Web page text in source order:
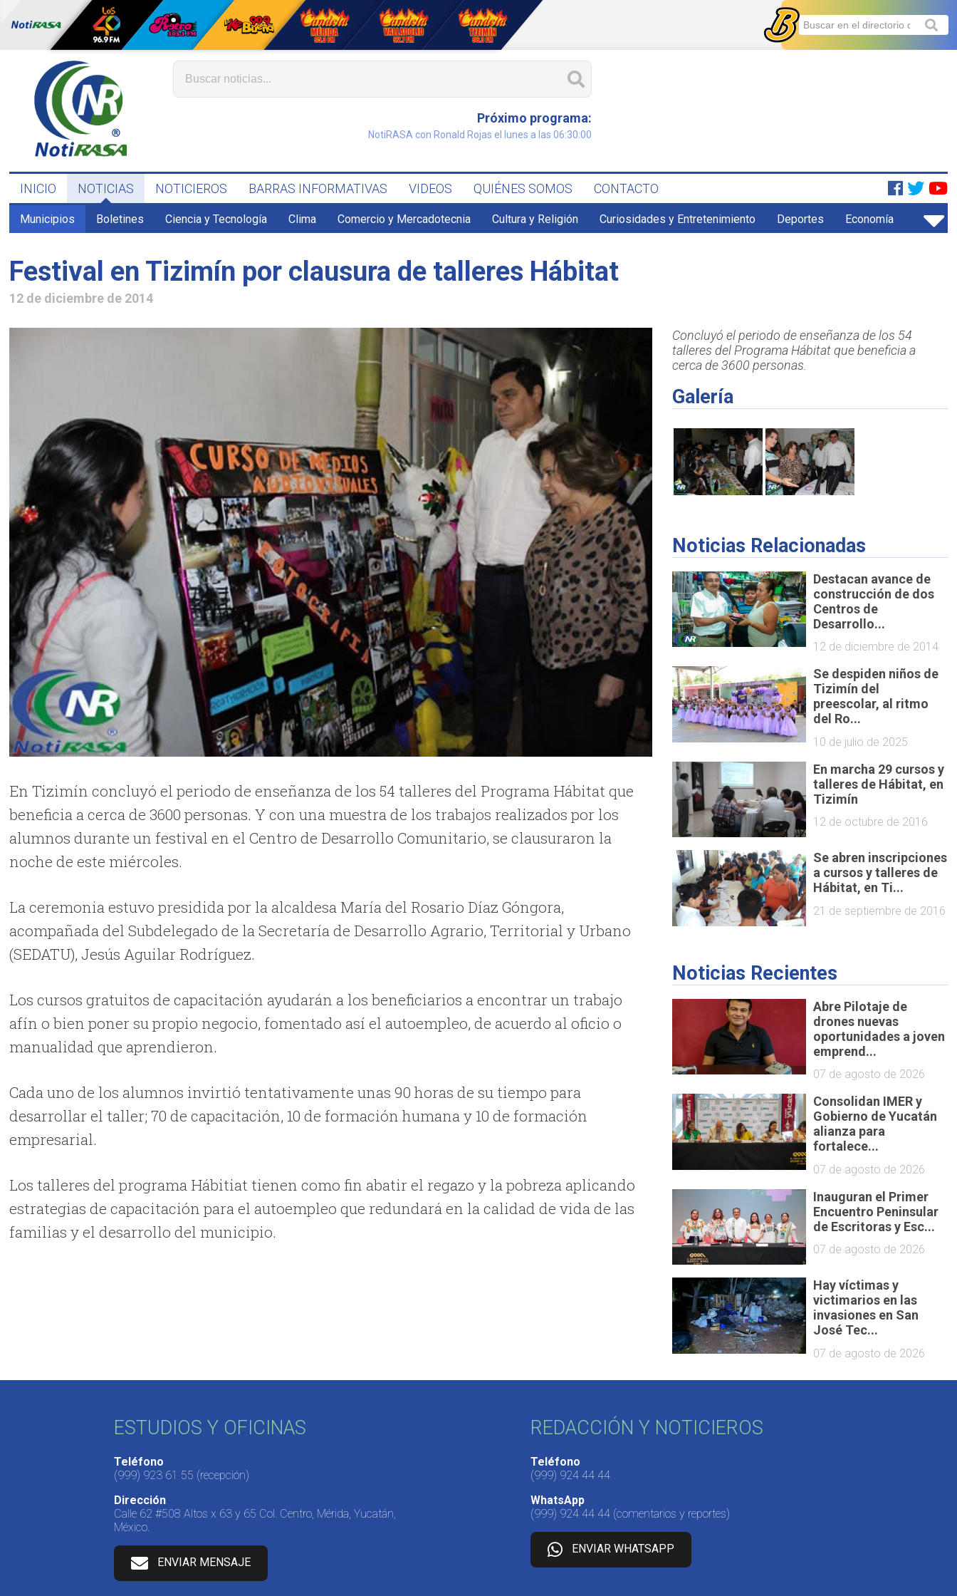
Próximo programa:
NotiRASA con Ronald Rojas el lunes a las 06:30:00
INICIO NOTICIAS NOTICIEROS BARRAS INFORMATIVAS VIDEOS QUIÉNES SOMOS CONTACTO
Municipios Boletines Ciencia y Tecnología Clima Comercio y Mercadotecnia Cultura y Religión Curiosidades y Entretenimiento Deportes Economía
Festival en Tizimín por clausura de talleres Hábitat
12 de diciembre de 2014
En Tizimín concluyó el periodo de enseñanza de los 54 talleres del Programa Hábitat que
beneficia a cerca de 3600 personas. Y con una muestra de los trabajos realizados por los
alumnos durante un festival en el Centro de Desarrollo Comunitario, se clausuraron la
noche de este miércoles.
La ceremonia estuvo presidida por la alcaldesa María del Rosario Díaz Góngora,
acompañada del Subdelegado de la Secretaría de Desarrollo Agrario, Territorial y Urbano
(SEDATU), Jesús Aguilar Rodríguez.
Los cursos gratuitos de capacitación ayudarán a los beneficiarios a encontrar un trabajo
afín o bien poner su propio negocio, fomentado así el autoempleo, de acuerdo al oficio o
manualidad que aprendieron.
Cada uno de los alumnos invirtió tentativamente unas 90 horas de su tiempo para
desarrollar el taller; 70 de capacitación, 10 de formación humana y 10 de formación
empresarial.
Los talleres del programa Hábitiat tienen como fin abatir el regazo y la pobreza aplicando
estrategias de capacitación para el autoempleo que redundará en la calidad de vida de las
familias y el desarrollo del municipio.
Concluyó el periodo de enseñanza de los 54
talleres del Programa Hábitat que beneficia a
cerca de 3600 personas.
Galería
Noticias Relacionadas
Destacan avance de
construcción de dos
Centros de
Desarrollo...
12 de diciembre de 2014
Se despiden niños de
Tizimín del
preescolar, al ritmo
del Ro...
10 de julio de 2025
En marcha 29 cursos y
talleres de Hábitat, en
Tizimín
12 de octubre de 2016
Se abren inscripciones
a cursos y talleres de
Hábitat, en Ti...
21 de septiembre de 2016
Noticias Recientes
Abre Pilotaje de
drones nuevas
oportunidades a joven
emprend...
07 de agosto de 2026
Consolidan IMER y
Gobierno de Yucatán
alianza para
fortalece...
07 de agosto de 2026
Inauguran el Primer
Encuentro Peninsular
de Escritoras y Esc...
07 de agosto de 2026
Hay víctimas y
victimarios en las
invasiones en San
José Tec...
07 de agosto de 2026
ESTUDIOS Y OFICINAS
Teléfono
(999) 923 61 55 (recepción)
Dirección
Calle 62 #508 Altos x 63 y 65 Col. Centro, Mérida, Yucatán,
México.
ENVIAR MENSAJE
REDACCIÓN Y NOTICIEROS
Teléfono
(999) 924 44 44
WhatsApp
(999) 924 44 44 (comentarios y reportes)
ENVIAR WHATSAPP